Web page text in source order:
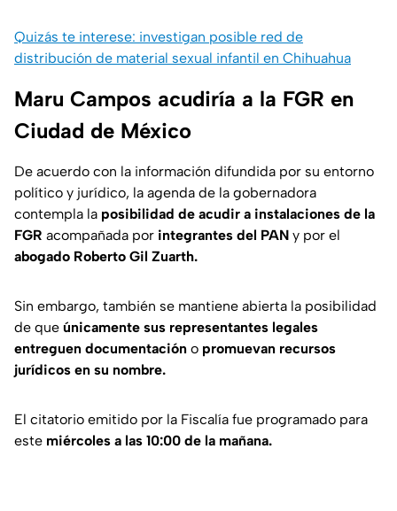
Quizás te interese: investigan posible red de
distribución de material sexual infantil en Chihuahua
Maru Campos acudiría a la FGR en
Ciudad de México
De acuerdo con la información difundida por su entorno
político y jurídico, la agenda de la gobernadora
contempla la posibilidad de acudir a instalaciones de la
FGR acompañada por integrantes del PAN y por el
abogado Roberto Gil Zuarth.
Sin embargo, también se mantiene abierta la posibilidad
de que únicamente sus representantes legales
entreguen documentación o promuevan recursos
jurídicos en su nombre.
El citatorio emitido por la Fiscalía fue programado para
este miércoles a las 10:00 de la mañana.